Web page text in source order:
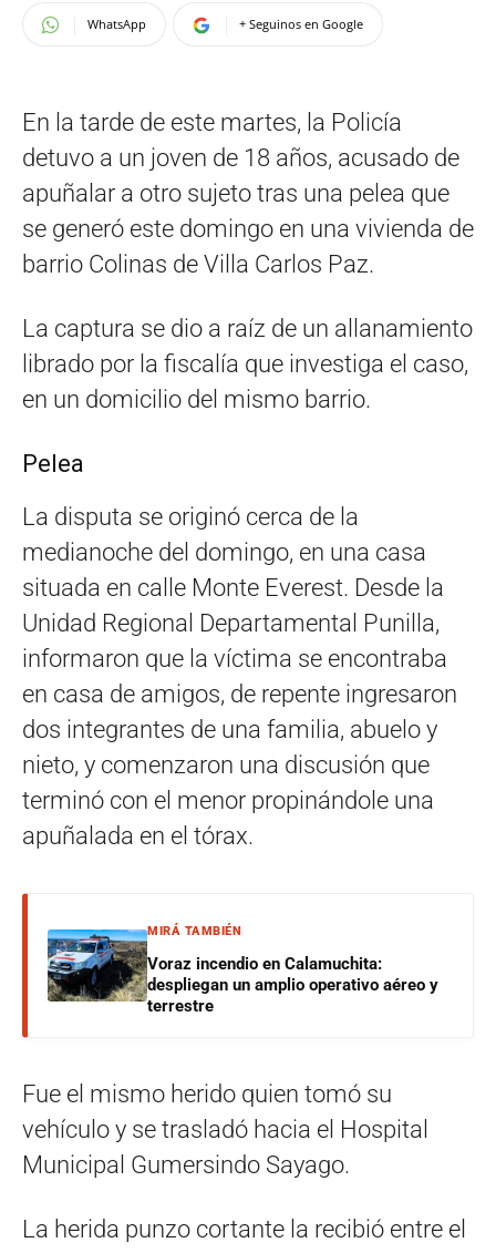
WhatsApp + Seguinos en Google
En la tarde de este martes, la Policía
detuvo a un joven de 18 años, acusado de
apuñalar a otro sujeto tras una pelea que
se generó este domingo en una vivienda de
barrio Colinas de Villa Carlos Paz.
La captura se dio a raíz de un allanamiento
librado por la fiscalía que investiga el caso,
en un domicilio del mismo barrio.
Pelea
La disputa se originó cerca de la
medianoche del domingo, en una casa
situada en calle Monte Everest. Desde la
Unidad Regional Departamental Punilla,
informaron que la víctima se encontraba
en casa de amigos, de repente ingresaron
dos integrantes de una familia, abuelo y
nieto, y comenzaron una discusión que
terminó con el menor propinándole una
apuñalada en el tórax.
MIRÁ TAMBIÉN
Voraz incendio en Calamuchita:
despliegan un amplio operativo aéreo y
terrestre
Fue el mismo herido quien tomó su
vehículo y se trasladó hacia el Hospital
Municipal Gumersindo Sayago.
La herida punzo cortante la recibió entre el